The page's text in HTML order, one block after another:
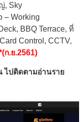
, Sky
– Working
BBQ Terrace, ที่
Control, CCTV,
ก.ย.2561)
ไปติดตามอ่านราย